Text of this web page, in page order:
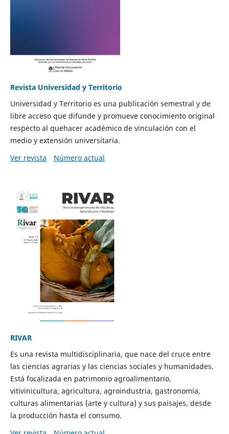
Revista Universidad y Territorio
Universidad y Territorio es una publicación semestral y de
libre acceso que difunde y promueve conocimiento original
respecto al quehacer académico de vinculación con el
medio y extensión universitaria.
Ver revista
Número actual
RIVAR
Es una revista multidisciplinaria, que nace del cruce entre
las ciencias agrarias y las ciencias sociales y humanidades.
Está focalizada en patrimonio agroalimentario,
vitivinicultura, agricultura, agroindustria, gastronomía,
culturas alimentarias (arte y cultura) y sus paisajes, desde
la producción hasta el consumo.